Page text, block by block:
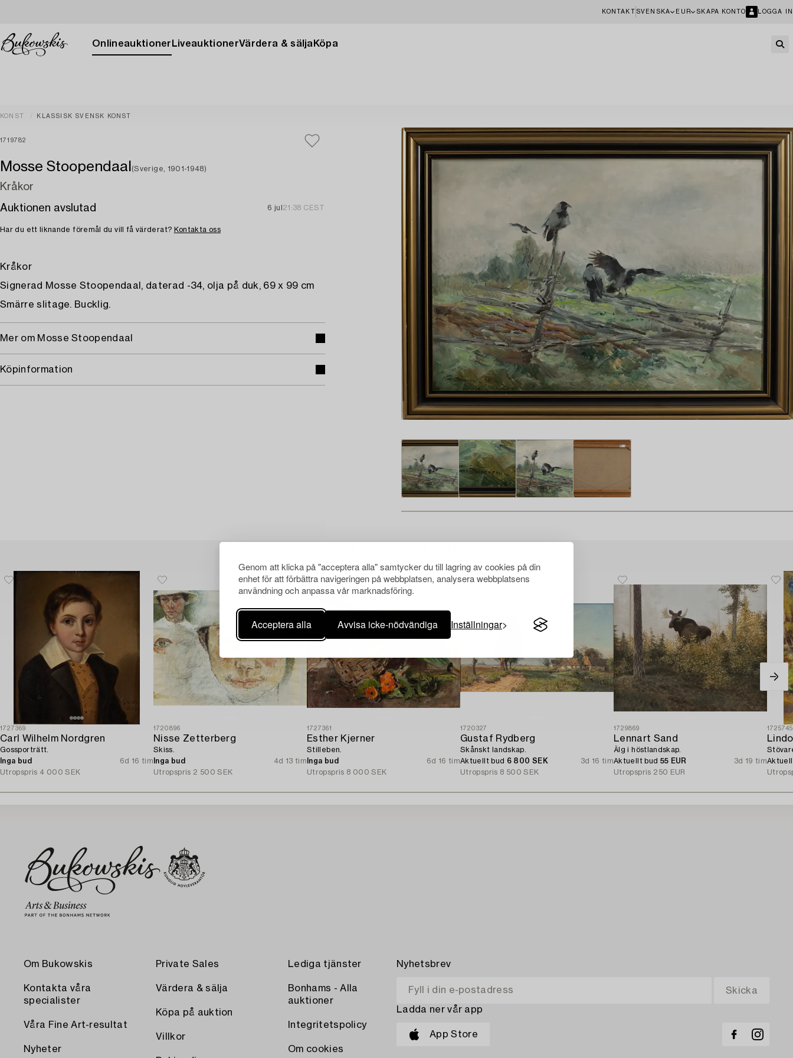
Genom att klicka på "acceptera alla" samtycker du till lagring av cookies på din
enhet för att förbättra navigeringen på webbplatsen, analysera webbplatsens
användning och anpassa vår marknadsföring.
Acceptera alla Avvisa icke-nödvändiga Inställningar
KONTAKT SVENSKA EUR SKAPA KONTO LOGGA IN
Onlineauktioner LiveauktionerVärdera & sälja Köpa
KONST KLASSISK SVENSK KONST
1719782
Mosse Stoopendaal (Sverige, 1901-1948)
Kråkor
Auktionen avslutad
6 jul 21:38 CEST
Har du ett liknande föremål du vill få värderat? Kontakta oss
Kråkor
Signerad Mosse Stoopendaal, daterad -34, olja på duk, 69 x 99 cm
Smärre slitage. Bucklig.
Mer om Mosse Stoopendaal
Köpinformation
1727369
Carl Wilhelm Nordgren
Gossporträtt.
Inga bud
6d 16 tim
Utropspris 4 000 SEK
1720896
Nisse Zetterberg
Skiss.
Inga bud
4d 13 tim
Utropspris 2 500 SEK
1727361
Esther Kjerner
Stilleben.
Inga bud
6d 16 tim
Utropspris 8 000 SEK
1720327
Gustaf Rydberg
Skånskt landskap.
Aktuellt bud 6 800 SEK
3d 16 tim
Utropspris 8 500 SEK
1729869
Lennart Sand
Älg i höstlandskap.
Aktuellt bud 55 EUR
3d 19 tim
Utropspris 250 EUR
1725745
Om Bukowskis
Kontakta våra
specialister
Våra Fine Art-resultat
Nyheter
Private Sales
Värdera & sälja
Köpa på auktion
Villkor
Lediga tjänster
Bonhams - Alla
auktioner
Integritetspolicy
Om cookies
Nyhetsbrev
Ladda ner vår app
App Store